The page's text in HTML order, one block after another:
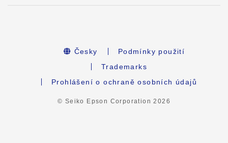
Česky
Podmínky použití
Trademarks
Prohlášení o ochraně osobních údajů
© Seiko Epson Corporation2026